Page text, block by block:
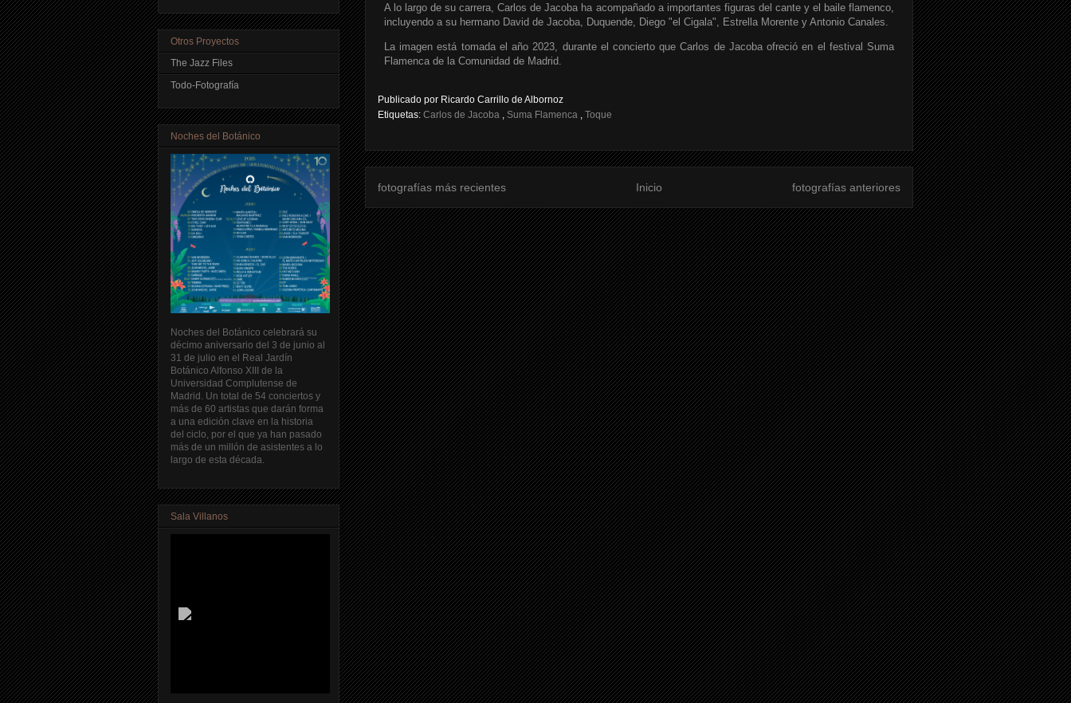
A lo largo de su carrera, Carlos de Jacoba ha acompañado a importantes figuras del cante y el baile flamenco,
incluyendo a su hermano David de Jacoba, Duquende, Diego "el Cigala", Estrella Morente y Antonio Canales.
La imagen está tomada el año 2023, durante el concierto que Carlos de Jacoba ofreció en el festival Suma
Flamenca de la Comunidad de Madrid.
Publicado por Ricardo Carrillo de Albornoz
Etiquetas: Carlos de Jacoba Suma Flamenca Toque
fotografías más recientes fotografías anteriores
Inicio
Otros Proyectos
The Jazz Files
Todo-Fotografía
Noches del Botánico
Noches del Botánico celebrará su
décimo aniversario del 3 de junio al
31 de julio en el Real Jardín
Botánico Alfonso XIII de la
Universidad Complutense de
Madrid. Un total de 54 conciertos y
más de 60 artistas que darán forma
a una edición clave en la historia
del ciclo, por el que ya han pasado
más de un millón de asistentes a lo
largo de esta década.
Sala Villanos